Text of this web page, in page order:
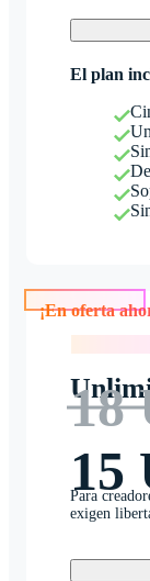
El plan
18
15
Para
exigen